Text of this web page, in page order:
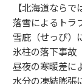
【北海道ならで
落雪によるトラ
雪庇（せっぴ）
氷柱の落下事故
昼夜の寒暖差に
水分の凍結膨張